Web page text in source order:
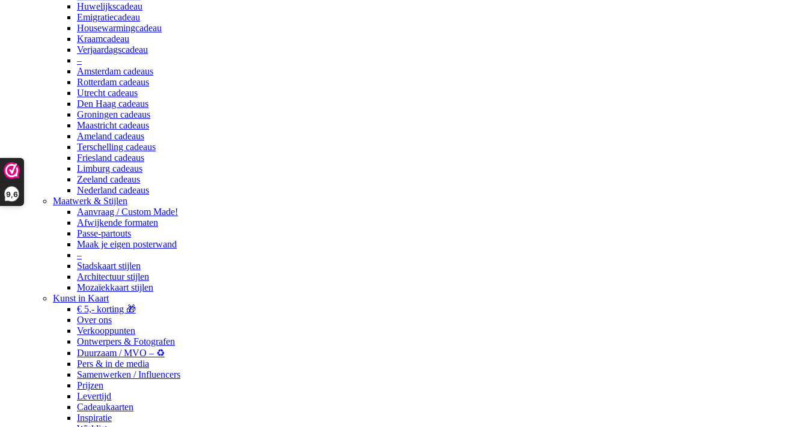
9,6
Huwelijkscadeau
Emigratiecadeau
Housewarmingcadeau
Kraamcadeau
Verjaardagscadeau
–
Amsterdam cadeaus
Rotterdam cadeaus
Utrecht cadeaus
Den Haag cadeaus
Groningen cadeaus
Maastricht cadeaus
Ameland cadeaus
Terschelling cadeaus
Friesland cadeaus
Limburg cadeaus
Zeeland cadeaus
Nederland cadeaus
Maatwerk & Stijlen
Aanvraag / Custom Made!
Afwijkende formaten
Passe-partouts
Maak je eigen posterwand
–
Stadskaart stijlen
Architectuur stijlen
Mozaïekkaart stijlen
Kunst in Kaart
€ 5,- korting 🎁
Over ons
Verkooppunten
Ontwerpers & Fotografen
Duurzaam / MVO – ♻️
Pers & in de media
Samenwerken / Influencers
Prijzen
Levertijd
Cadeaukaarten
Inspiratie